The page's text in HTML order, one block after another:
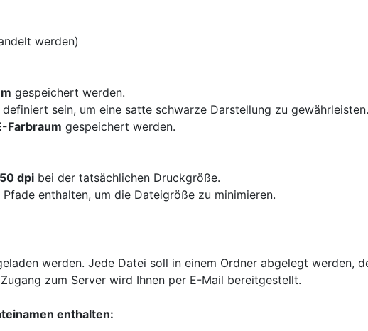
werden)​
gespeichert werden.
definiert sein, um eine satte schwarze Darstellung zu gewährleisten.
Farbraum gespeichert werden.
dpi bei der tatsächlichen Druckgröße.
enthalten, um die Dateigröße zu minimieren.
werden. Jede Datei soll in einem Ordner abgelegt werden,
zum Server wird Ihnen per E-Mail bereitgestellt.​
enthalten: